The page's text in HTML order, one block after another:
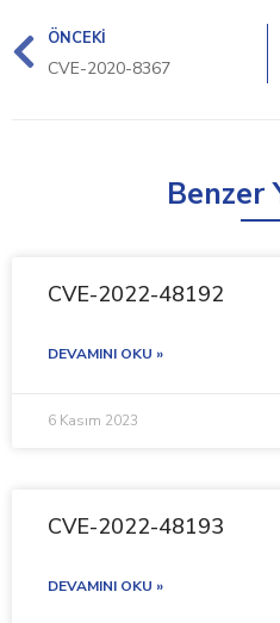
ÖNCEKI
CVE-2020-8367
Benzer
CVE-2022-48192
DEVAMINI OKU »
6 Kasım 2023
CVE-2022-48193
DEVAMINI OKU »